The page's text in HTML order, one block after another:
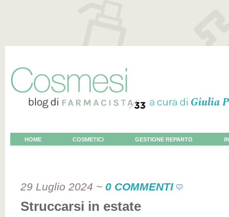
HOME COSMETICI GESTIONE REPARTO
29 Luglio 2024 ~ 0 COMMENTI
Struccarsi in estate